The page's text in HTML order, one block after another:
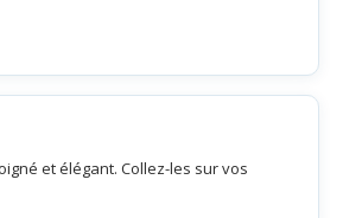
et élégant. Collez-les sur vos